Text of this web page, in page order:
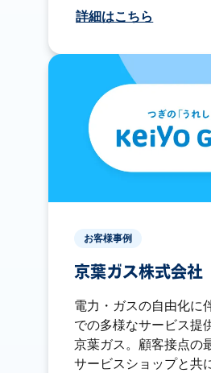
詳細はこちら
お客様事例
京葉ガス株式会社
電力・ガスの自由化に
での多様なサービス提
京葉ガス。顧客接点の
サービスショップと共